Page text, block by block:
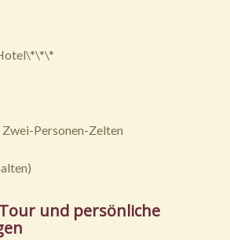
Personen-Zelten
und persönliche